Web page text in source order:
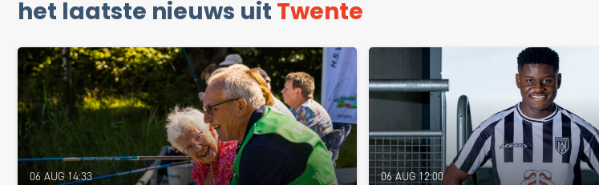
het laatste nieuws uit Twente
06 AUG 14:33
06 AUG 12:00